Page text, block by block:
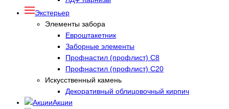
Экстерьер
Элементы забора
Евроштакетник
Заборные элементы
Профнастил (профлист) С8
Профнастил (профлист) С20
Искусственный камень
Декоративный облицовочный кирпич
Акции